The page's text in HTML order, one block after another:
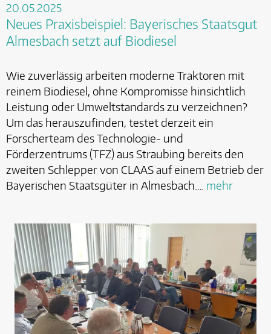
20.05.2025
Neues Praxisbeispiel: Bayerisches Staatsgut
Almesbach setzt auf Biodiesel
Wie zuverlässig arbeiten moderne Traktoren mit
reinem Biodiesel, ohne Kompromisse hinsichtlich
Leistung oder Umweltstandards zu verzeichnen?
Um das herauszufinden, testet derzeit ein
Forscherteam des Technologie- und
Förderzentrums (TFZ) aus Straubing bereits den
zweiten Schlepper von CLAAS auf einem Betrieb der
Bayerischen Staatsgüter in Almesbach.… mehr